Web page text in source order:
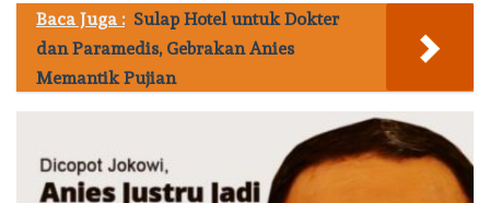
Baca Juga : Sulap Hotel untuk Dokter
dan Paramedis, Gebrakan Anies
Memantik Pujian